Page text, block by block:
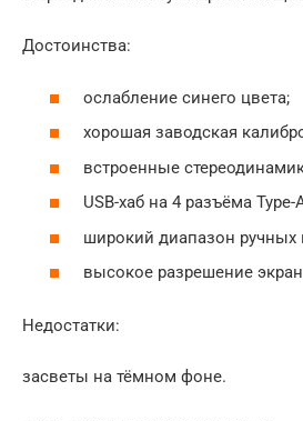
Достоинства:
ослабление синего цвета;
хорошая заводская
встроенные
USB-хаб на 4 разъёма Type-
широкий диапазон ручных
высокое разрешение
Недостатки:
засветы на тёмном фоне.